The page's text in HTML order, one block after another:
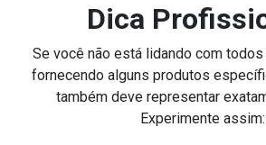
Dica
Se você não está lidando com
fornecendo alguns produtos
também deve representar
Experimente assim: